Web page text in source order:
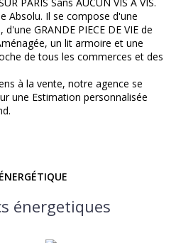
Absolu. Il se compose d'une
GRANDE PIECE DE VIE de
un lit armoire et une
de tous les commerces et des
à la vente, notre agence se
une Estimation personnalisée
énergetiques